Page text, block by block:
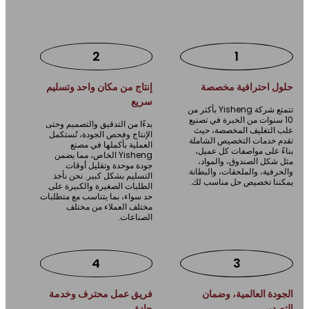
احترافية مخصصة
تتمتع شركة Yisheng بأكثر من
10 سنوات من الخبرة في تصنيع
التغليف المخصصة، حيث
خدمات التخصيص الشاملة
على مواصفات كل عميل،
شكل الصندوق، والمواد،
والملحقات، والبطانة.
تخصيص حل مناسب لك.
إنتاج من مكان واحد وتسليم
بدءًا من التدقيق والتصميم وحتى
الإنتاج وفحص الجودة، تُستكمل
العملية بأكملها في مصنع
Yisheng الخاص، مما يضمن
جودة موحدة وتقليل أوقات
التسليم بشكل كبير. نحن نأخذ
الطلبات الصغيرة والكبيرة على
حد سواء، بما يتناسب مع متطلبات
مختلف العملاء من مختلف
الصناعات.
العالمية، وضمان
فريق عمل محترف وخدمة